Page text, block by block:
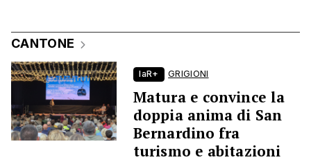
CANTONE
laR+ GRIGIONI
Matura e convince la
doppia anima di San
Bernardino fra
turismo e abitazioni